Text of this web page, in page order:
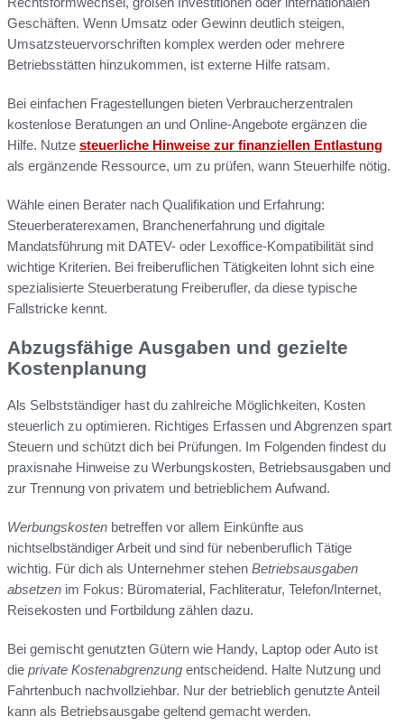
Geschäften. Wenn Umsatz oder Gewinn deutlich steigen,
Umsatzsteuervorschriften komplex werden oder mehrere
Betriebsstätten hinzukommen, ist externe Hilfe ratsam.
Bei einfachen Fragestellungen bieten Verbraucherzentralen
kostenlose Beratungen an und Online-Angebote ergänzen die
Hilfe. Nutze steuerliche Hinweise zur finanziellen Entlastung
als ergänzende Ressource, um zu prüfen, wann Steuerhilfe nötig.
Wähle einen Berater nach Qualifikation und Erfahrung:
Steuerberaterexamen, Branchenerfahrung und digitale
Mandatsführung mit DATEV- oder Lexoffice-Kompatibilität sind
wichtige Kriterien. Bei freiberuflichen Tätigkeiten lohnt sich eine
spezialisierte Steuerberatung Freiberufler, da diese typische
Fallstricke kennt.
Abzugsfähige Ausgaben und gezielte
Kostenplanung
Als Selbstständiger hast du zahlreiche Möglichkeiten, Kosten
steuerlich zu optimieren. Richtiges Erfassen und Abgrenzen spart
Steuern und schützt dich bei Prüfungen. Im Folgenden findest du
praxisnahe Hinweise zu Werbungskosten, Betriebsausgaben und
zur Trennung von privatem und betrieblichem Aufwand.
Werbungskosten betreffen vor allem Einkünfte aus
nichtselbständiger Arbeit und sind für nebenberuflich Tätige
wichtig. Für dich als Unternehmer stehen Betriebsausgaben
absetzen im Fokus: Büromaterial, Fachliteratur, Telefon/Internet,
Reisekosten und Fortbildung zählen dazu.
Bei gemischt genutzten Gütern wie Handy, Laptop oder Auto ist
die private Kostenabgrenzung entscheidend. Halte Nutzung und
Fahrtenbuch nachvollziehbar. Nur der betrieblich genutzte Anteil
kann als Betriebsausgabe geltend gemacht werden.